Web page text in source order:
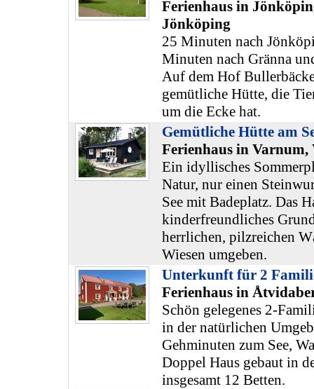
Ferienhaus in
Jönköping
25 Minuten nach
Minuten nach Gränna
Auf dem Hof
gemütliche Hütte, die
um die Ecke hat.
Gemütliche Hütte am
Ferienhaus in
Ein idyllisches
Natur, nur einen
See mit Badeplatz. Das
kinderfreundliches
herrlichen, pilzreichen
Wiesen umgeben.
Unterkunft für 2
Ferienhaus in
Schön gelegenes 2-
in der natürlichen
Gehminuten zum See,
Doppel Haus gebaut in
insgesamt 12 Betten.